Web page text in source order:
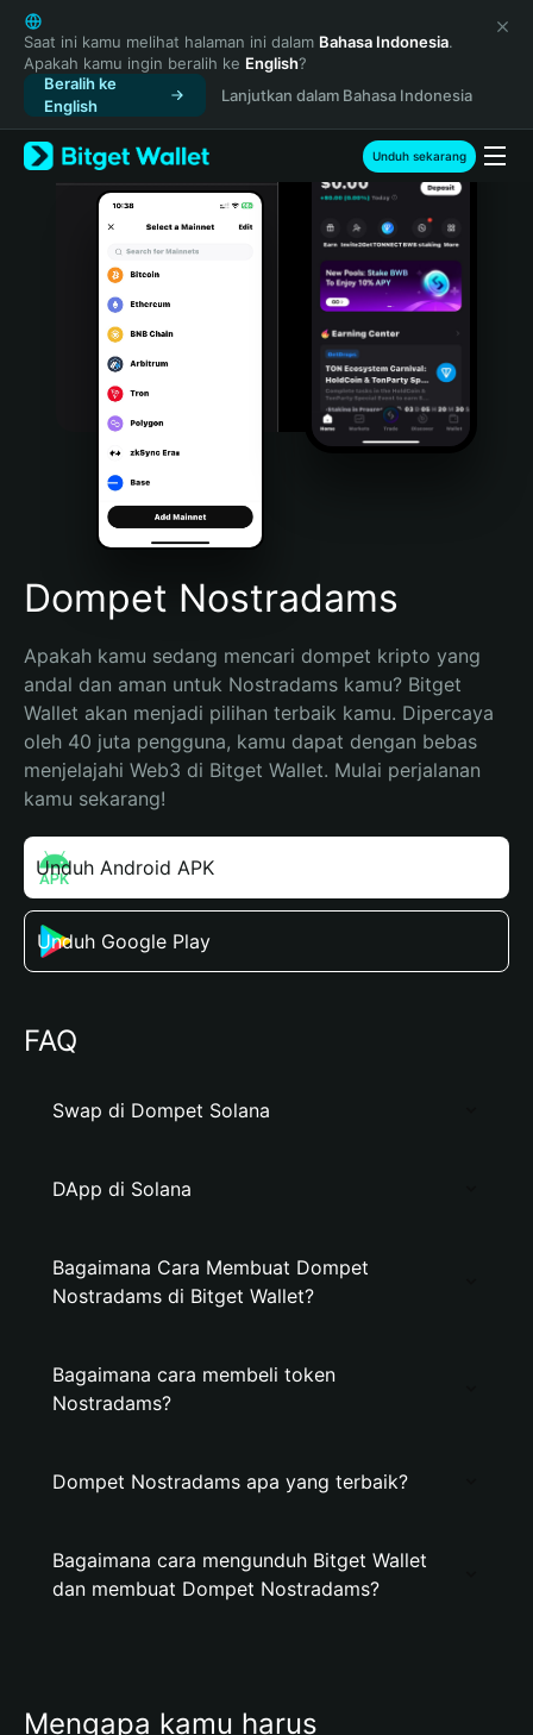
English
日本語
Tiếng Việt
Русский
Español (Latinoamérica)
Türkçe
Italiano
Português (Portugal)
Bahasa Indonesia
Português (Brasil)
Español (Argentina)
Saat ini kamu melihat halaman ini dalam Bahasa Indonesia.
Apakah kamu ingin beralih ke English?
Beralih ke
English
Lanjutkan dalam Bahasa Indonesia
Unduh sekarang
Dompet Nostradams
Apakah kamu sedang mencari dompet kripto yang
andal dan aman untuk Nostradams kamu? Bitget
Wallet akan menjadi pilihan terbaik kamu. Dipercaya
oleh 40 juta pengguna, kamu dapat dengan bebas
menjelajahi Web3 di Bitget Wallet. Mulai perjalanan
kamu sekarang!
Unduh Android APK
Unduh Google Play
FAQ
Swap di Dompet Solana
DApp di Solana
Bagaimana Cara Membuat Dompet
Nostradams di Bitget Wallet?
Bagaimana cara membeli token
Nostradams?
Dompet Nostradams apa yang terbaik?
Bagaimana cara mengunduh Bitget Wallet
dan membuat Dompet Nostradams?
Mengapa kamu harus